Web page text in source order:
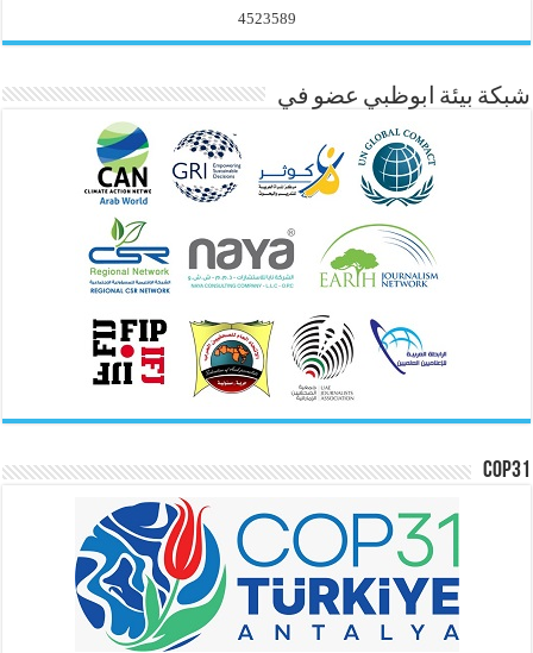
4523589
شبكة بيئة ابوظبي عضو في
COP31